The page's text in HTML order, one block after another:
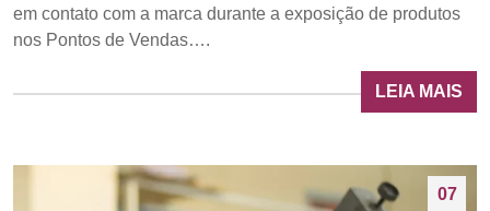
em contato com a marca durante a exposição de produtos
nos Pontos de Vendas….
LEIA MAIS
07